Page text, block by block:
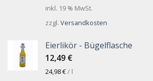
inkl. 19 % MwSt.
zzgl. Versandkosten
Eierlikör - Bügelflasche
12,49 €
24,98€/ l